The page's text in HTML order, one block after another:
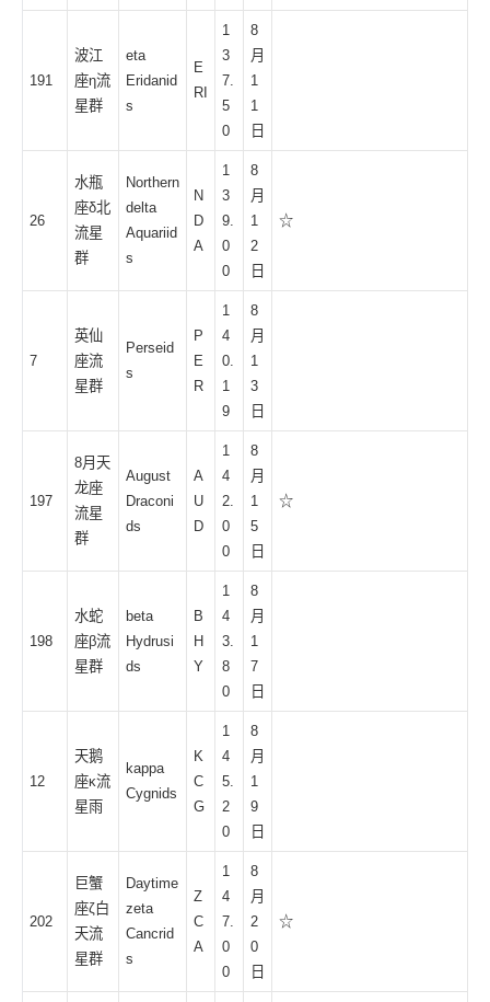
191
波江
座η流
星群
eta
Eridanid
s
E
RI
1
3
7.
5
0
8
月
1
1
日
26
水瓶
座δ北
流星
群
Northern
delta
Aquariid
s
N
D
A
1
3
9.
0
0
8
月
1
2
日
☆
7
英仙
座流
星群
Perseid
s
P
E
R
1
4
0.
1
9
8
月
1
3
日
197
8月天
龙座
流星
群
August
Draconi
ds
A
U
D
1
4
2.
0
0
8
月
1
5
日
☆
198
水蛇
座β流
星群
beta
Hydrusi
ds
B
H
Y
1
4
3.
8
0
8
月
1
7
日
12
天鹅
座κ流
星雨
kappa
Cygnids
K
C
G
1
4
5.
2
0
8
月
1
9
日
202
巨蟹
座ζ白
天流
星群
Daytime
zeta
Cancrid
s
Z
C
A
1
4
7.
0
0
8
月
2
0
日
☆